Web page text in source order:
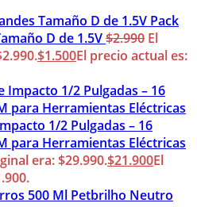
Pack
D de 1.5V$2.990 El
$1.500El precio actual es:
1/2 Pulgadas – 16
para Herramientas Eléctricas
era: $29.990.$21.900El